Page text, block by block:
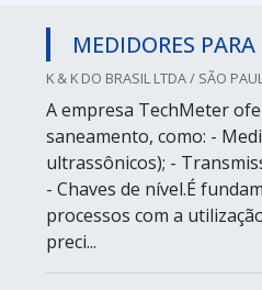
MEDIDORES
K & K DO BRASIL LTDA / SÃO
A empresa TechMeter
saneamento, como: -
ultrassônicos); -
- Chaves de nível.É
processos com a
preci...